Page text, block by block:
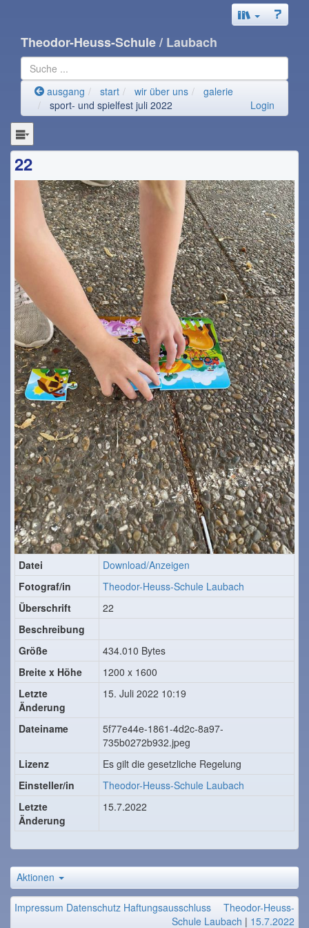
Theodor-Heuss-Schule/ Laubach
ausgang start wir über uns
galerie
sport- und spielfest juli 2022
Login
22
Datei
Download/Anzeigen
Fotograf/in
Theodor-Heuss-Schule Laubach
Überschrift
22
Beschreibung
Größe
434.010 Bytes
Breite x Höhe
1200 x 1600
Letzte
Änderung
15. Juli 2022 10:19
Dateiname
5f77e44e-1861-4d2c-8a97-
735b0272b932.jpeg
Lizenz
Es gilt die gesetzliche Regelung
Einsteller/in
Theodor-Heuss-Schule Laubach
Letzte
Änderung
15.7.2022
Aktionen
Impressum Datenschutz Haftungsausschluss
Theodor-Heuss-
Schule Laubach | 15.7.2022